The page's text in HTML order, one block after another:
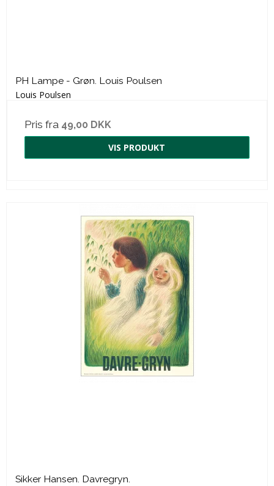
PH Lampe - Grøn. Louis Poulsen
Louis Poulsen
Pris fra 49,00 DKK
VIS PRODUKT
Sikker Hansen. Davregryn.